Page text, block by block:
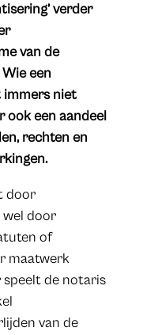
verder
van de
een
niet
ook een aandeel
rechten en
door
wel door
of
maatwerk
de notaris
van de